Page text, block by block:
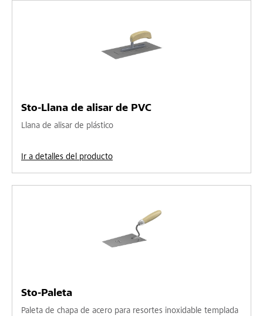
Sto-Llana de alisar de PVC
Llana de alisar de plástico
Ir a detalles del producto
Sto-Paleta
Paleta de chapa de acero para resortes inoxidable templada